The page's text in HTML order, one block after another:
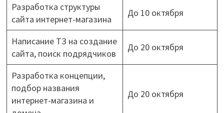
Разработка структуры
сайта интернет-магазина
До 10 октября
Написание ТЗ на создание
сайта, поиск подрядчиков
До 20 октября
Разработка концепции,
подбор названия
интернет-магазина и
До 20 октября